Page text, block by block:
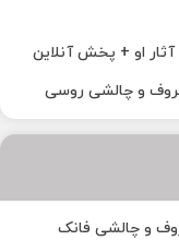
او + پخش آنلاین
و چالشی روسی
و چالشی فانک